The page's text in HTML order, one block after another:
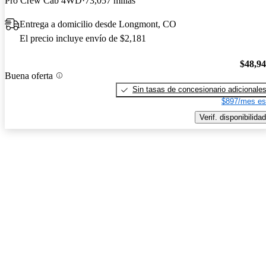
Entrega a domicilio desde Longmont, CO
El precio incluye envío de $2,181
Buena oferta
Sin tasas de concesionario adicionales
$897/mes
Verif. disponibilidad